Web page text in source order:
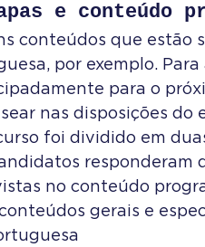
e conteúdo
conteúdos que estão
por exemplo.
para o
nas disposições
foi dividido em
no conteúdo
gerais e